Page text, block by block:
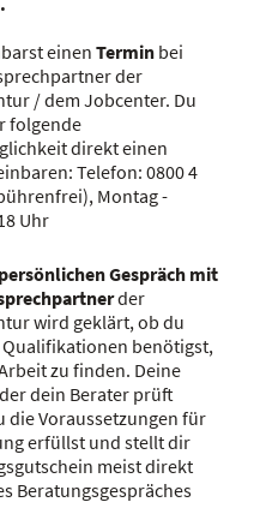
einenTermin bei
der
/ dem Jobcenter. Du
folgende
direkt einen
Telefon: 0800 4
Montag -
Uhr
persönlichen Gespräch mit
der
wird geklärt, ob du
benötigst,
zu finden. Deine
dein Berater prüft
die Voraussetzungen für
erfüllst und stellt dir
meist direkt
Beratungsgespräches